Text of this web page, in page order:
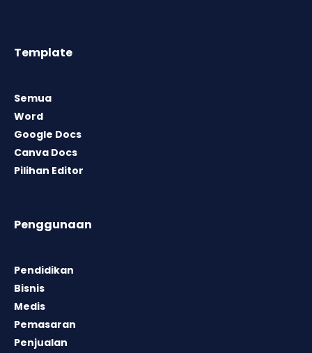
Template
Semua
Word
Google Docs
Canva Docs
Pilihan Editor
Penggunaan
Pendidikan
Bisnis
Medis
Pemasaran
Penjualan